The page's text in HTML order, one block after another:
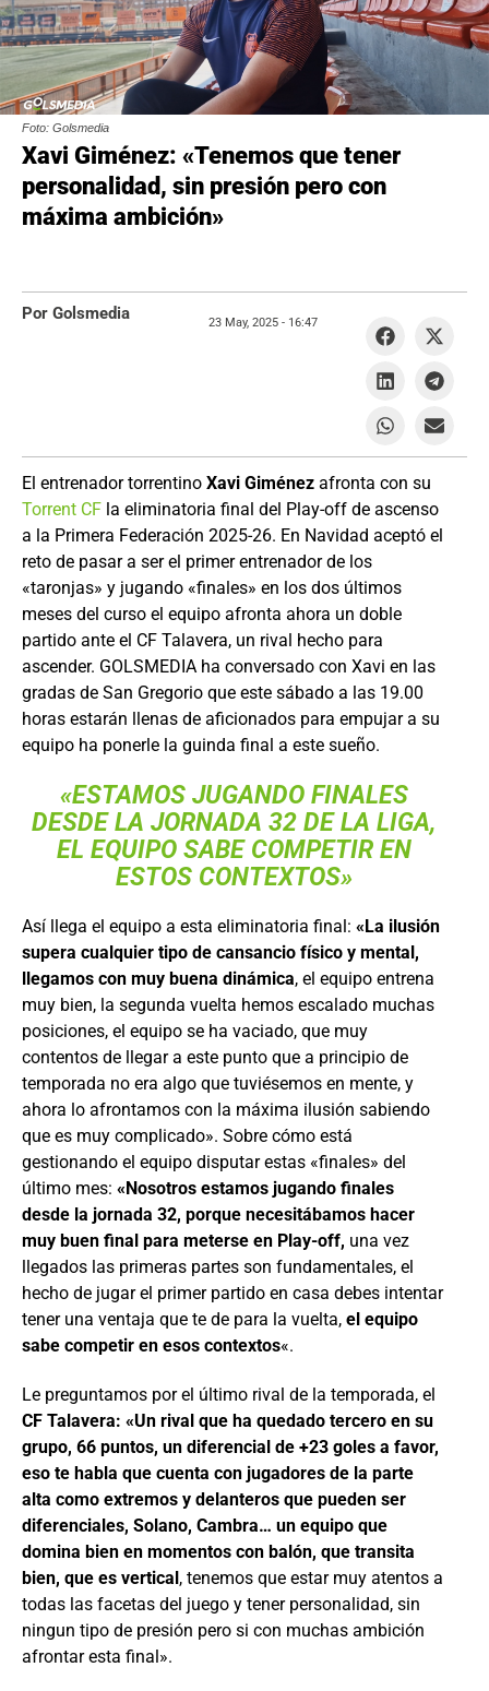
Foto: Golsmedia
Xavi Giménez: «Tenemos que tener
personalidad, sin presión pero con
máxima ambición»
El entrenador torrentino Xavi Giménez afronta con su
Torrent CF la eliminatoria final del Play-off de ascenso
a la Primera Federación 2025-26. En Navidad aceptó el
reto de pasar a ser el primer entrenador de los
«taronjas» y jugando «finales» en los dos últimos
meses del curso el equipo afronta ahora un doble
partido ante el CF Talavera, un rival hecho para
ascender. GOLSMEDIA ha conversado con Xavi en las
gradas de San Gregorio que este sábado a las 19.00
horas estarán llenas de aficionados para empujar a su
equipo ha ponerle la guinda final a este sueño.
«ESTAMOS JUGANDO FINALES
DESDE LA JORNADA 32 DE LA LIGA,
EL EQUIPO SABE COMPETIR EN
ESTOS CONTEXTOS»
Así llega el equipo a esta eliminatoria final: «La ilusión
supera cualquier tipo de cansancio físico y mental,
llegamos con muy buena dinámica, el equipo entrena
muy bien, la segunda vuelta hemos escalado muchas
posiciones, el equipo se ha vaciado, que muy
contentos de llegar a este punto que a principio de
temporada no era algo que tuviésemos en mente, y
ahora lo afrontamos con la máxima ilusión sabiendo
que es muy complicado». Sobre cómo está
gestionando el equipo disputar estas «finales» del
último mes: «Nosotros estamos jugando finales
desde la jornada 32, porque necesitábamos hacer
muy buen final para meterse en Play-off, una vez
llegados las primeras partes son fundamentales, el
hecho de jugar el primer partido en casa debes intentar
tener una ventaja que te de para la vuelta, el equipo
sabe competir en esos contextos«.
Le preguntamos por el último rival de la temporada, el
CF Talavera: «Un rival que ha quedado tercero en su
grupo, 66 puntos, un diferencial de +23 goles a favor,
eso te habla que cuenta con jugadores de la parte
alta como extremos y delanteros que pueden ser
diferenciales, Solano, Cambra… un equipo que
domina bien en momentos con balón, que transita
bien, que es vertical, tenemos que estar muy atentos a
todas las facetas del juego y tener personalidad, sin
ningun tipo de presión pero si con muchas ambición
afrontar esta final».
Por Golsmedia 23 May, 2025 - 16:47